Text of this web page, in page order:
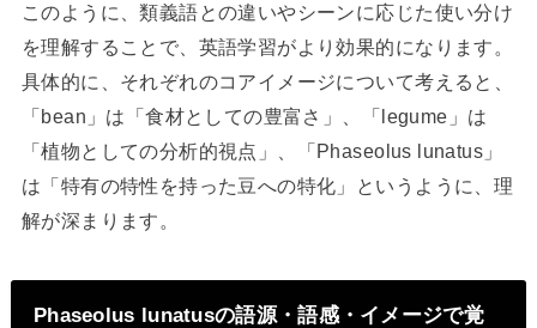
このように、類義語との違いやシーンに応じた使い分け
を理解することで、英語学習がより効果的になります。
具体的に、それぞれのコアイメージについて考えると、
「bean」は「食材としての豊富さ」、「legume」は
「植物としての分析的視点」、「Phaseolus lunatus」
は「特有の特性を持った豆への特化」というように、理
解が深まります。
Phaseolus lunatusの語源・語感・イメージで覚